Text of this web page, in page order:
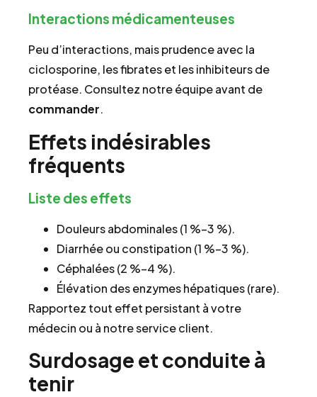
Interactions médicamenteuses
Peu d’interactions, mais prudence avec la
ciclosporine, les fibrates et les inhibiteurs de
protéase. Consultez notre équipe avant de
commander.
Effets indésirables
fréquents
Liste des effets
Douleurs abdominales (1 %–3 %).
Diarrhée ou constipation (1 %–3 %).
Céphalées (2 %–4 %).
Élévation des enzymes hépatiques (rare).
Rapportez tout effet persistant à votre
médecin ou à notre service client.
Surdosage et conduite à
tenir